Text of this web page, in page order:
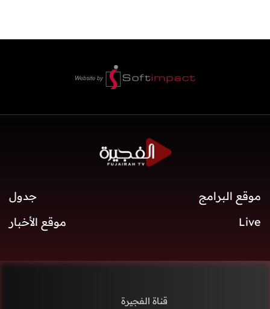
موقع البرامج
جدول
Live
موقع الأخبار
قناة الفجيرة